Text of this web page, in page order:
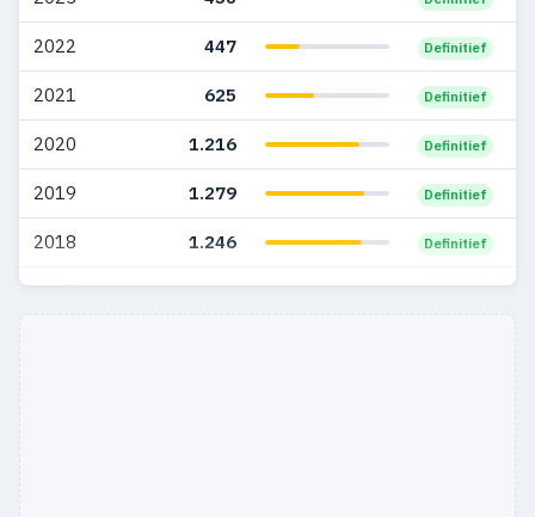
2022 447 Definitief
2021 625 Definitief
2020 1.216 Definitief
2019 1.279 Definitief
2018 1.246 Definitief
2017 1.605